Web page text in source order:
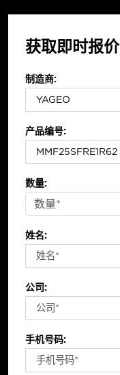
获取即时报价
制造商:
产品编号:
数量:
姓名:
公司:
手机号码: